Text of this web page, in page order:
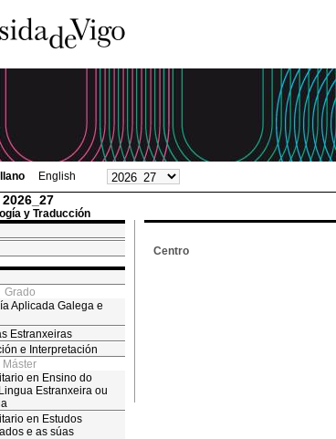
English
y Traducción
Grado
Aplicada Galega e
Estranxeiras
e Interpretación
Máster
en Ensino do
Estranxeira ou
en Estudos
e as súas
Centro